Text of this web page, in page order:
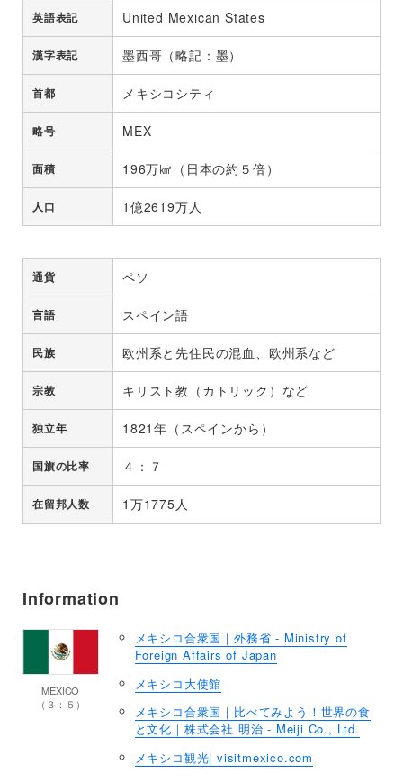
英語表記 United Mexican States
漢字表記 墨西哥（略記：墨）
首都 メキシコシティ
略号 MEX
面積 196万㎢（日本の約５倍）
人口 1億2619万人
通貨 ペソ
言語 スペイン語
民族 欧州系と先住民の混血、欧州系など
宗教 キリスト教（カトリック）など
独立年 1821年（スペインから）
国旗の比率 ４：７
在留邦人数 1万1775人
Information
MEXICO
（３：５）
メキシコ合衆国｜外務省 - Ministry of
Foreign Affairs of Japan
メキシコ大使館
メキシコ合衆国｜比べてみよう！世界の食
と文化｜株式会社 明治 - Meiji Co., Ltd.
メキシコ観光| visitmexico.com